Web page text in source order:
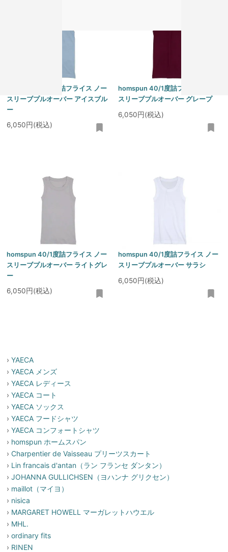
homspun 40/1度詰フライス ノー
スリーブプルオーバー アイスブル
ー
6,050円(税込)
homspun 40/1度詰フライス ノー
スリーブプルオーバー グレープ
6,050円(税込)
homspun 40/1度詰フライス ノー
スリーブプルオーバー ライトグレ
ー
6,050円(税込)
homspun 40/1度詰フライス ノー
スリーブプルオーバー サラシ
6,050円(税込)
›YAECA
›YAECA メンズ
›YAECA レディース
›YAECA コート
›YAECA ソックス
›YAECA フードシャツ
›YAECA コンフォートシャツ
› homspun ホームスパン
› Charpentier de Vaisseau プリーツスカート
› Lin francais d'antan（ラン フランセ ダンタン）
›JOHANNA GULLICHSEN（ヨハンナ グリクセン）
› maillot（マイヨ）
› nisica
› MARGARET HOWELL マーガレットハウエル
› MHL.
›ordinary fits
› RINEN